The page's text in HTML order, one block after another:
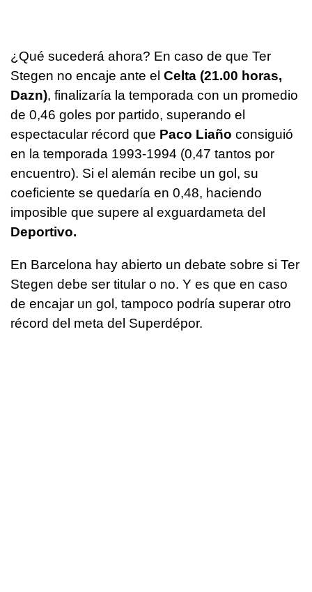
¿Qué sucederá ahora? En caso de que Ter
Stegen no encaje ante el Celta (21.00 horas,
Dazn), finalizaría la temporada con un promedio
de 0,46 goles por partido, superando el
espectacular récord que Paco Liaño consiguió
en la temporada 1993-1994 (0,47 tantos por
encuentro). Si el alemán recibe un gol, su
coeficiente se quedaría en 0,48, haciendo
imposible que supere al exguardameta del
Deportivo.
En Barcelona hay abierto un debate sobre si Ter
Stegen debe ser titular o no. Y es que en caso
de encajar un gol, tampoco podría superar otro
récord del meta del Superdépor.